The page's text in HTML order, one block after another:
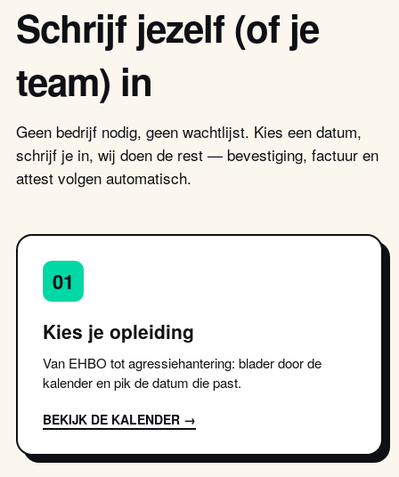
Schrijf jezelf (of je
team) in
Geen bedrijf nodig, geen wachtlijst. Kies een datum,
schrijf je in, wij doen de rest — bevestiging, factuur en
attest volgen automatisch.
01
Kies je opleiding
Van EHBO tot agressiehantering: blader door de
kalender en pik de datum die past.
BEKIJK DE KALENDER →